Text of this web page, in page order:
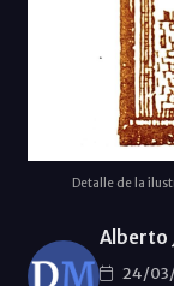
Detalle de la
Alberto
24/